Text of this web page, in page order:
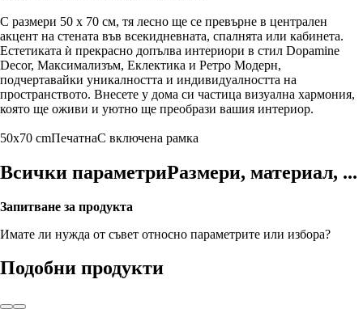
С размери 50 x 70 см, тя лесно ще се превърне в централен
акцент на стената във всекидневната, спалнята или кабинета.
Естетиката ѝ прекрасно допълва интериори в стил Dopamine
Decor, Максимализъм, Еклектика и Ретро Модерн,
подчертавайки уникалността и индивидуалността на
пространството. Внесете у дома си частица визуална хармония,
която ще оживи и уютно ще преобрази вашия интериор.
50x70 cmПечатнаС включена рамка
Всички параметриРазмери, материал, ...
Запитване за продукта
Имате ли нужда от съвет относно параметрите или избора?
Подобни продукти